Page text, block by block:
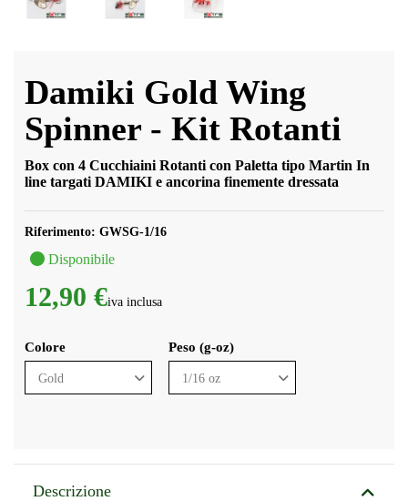
Damiki Gold Wing
Spinner - Kit Rotanti
Box con 4 Cucchiaini Rotanti con Paletta tipo Martin In
line targati DAMIKI e ancorina finemente dressata
Riferimento: GWSG-1/16
Disponibile
12,90 €iva inclusa
Colore Peso (g-oz)
Descrizione